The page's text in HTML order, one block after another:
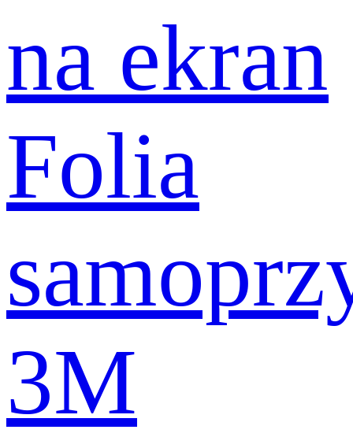
na ekran
Folia
3M